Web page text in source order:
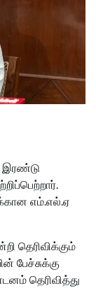
இரண்டு
எம்.எல்.ஏ
தெரிவிக்கும்
பேச்சுக்கு
தெரிவித்து